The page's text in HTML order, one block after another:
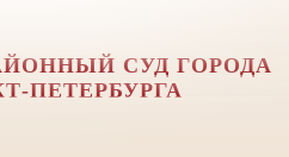
СУД ГОРОДА
ПЕТЕРБУРГА